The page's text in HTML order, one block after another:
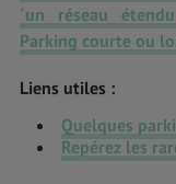
´un réseau
Parking courte ou
Liens utiles :
Quelques
Repérez les